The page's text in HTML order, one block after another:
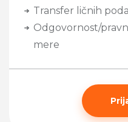
Transfer ličnih
Odgovornost/
mere